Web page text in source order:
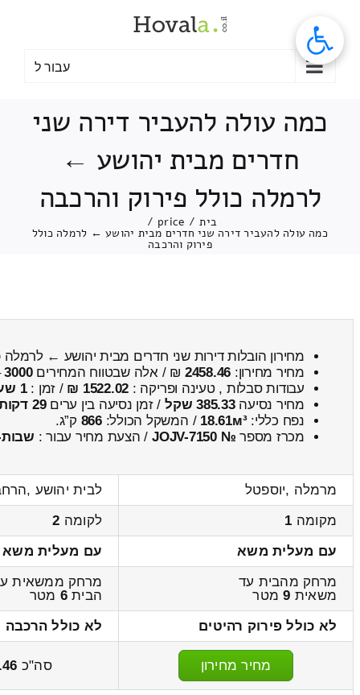
עבור ל
כמה עולה להעביר דירה שני
חדרים מבית יהושע ←
לרמלה כולל פירוק והרכבה
בית /
price
/
כמה עולה להעביר דירה שני חדרים מבית יהושע ← לרמלה כולל
פירוק והרכבה
מחירון הובלות דירות שני חדרים מבית יהושע ← לרמלה
מחיר מחירון: 2458.46 ₪ / אלה שבטווח המחירים3000
עבודות סבלות , טעינה ופריקה : 1522.02 ₪ / זמן :1 שעות 4 דקות
מחיר נסיעה385.33 שקל / זמן נסיעה בין ערים29 דקות
נפח כללי:18.61м³ / המשקל הכולל:866 ק”ג.
מכרז מספר № JOJV-7150 / הצעת מחיר עבור :
מרמלה ,יוספטל
לבית יהושע
מקומה 1 לקומה 2
עם מעלית משא
עם מעלית משא
מרחק מהבית עד
משאית 9מטר
מרחק ממשאית
הבית6 מטר
לא כולל פירוק רהיטים
לא כולל הרכבה
מחיר מחירון סה"כ